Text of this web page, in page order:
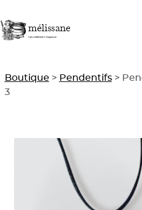
mélissane
naturellement magique
Boutique> Pendentifs>
3